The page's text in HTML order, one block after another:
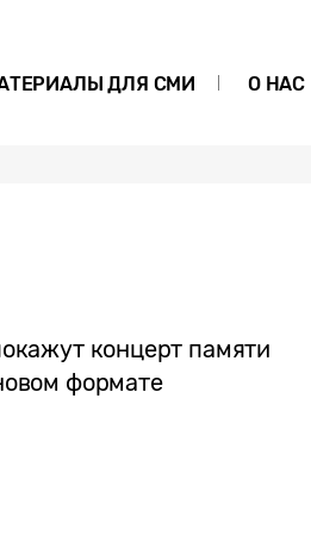
ДЛЯ СМИ О НАС
концерт памяти
формате